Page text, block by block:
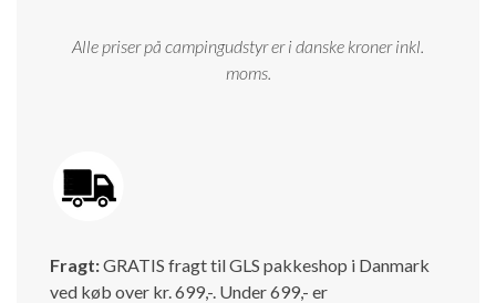
GPDR - Optagelse af foto og video
Alle priser på campingudstyr er i danske kroner inkl.
moms.
Fragt:GRATIS fragt til GLS pakkeshop i Danmark
ved køb over kr. 699,-. Under 699,- er